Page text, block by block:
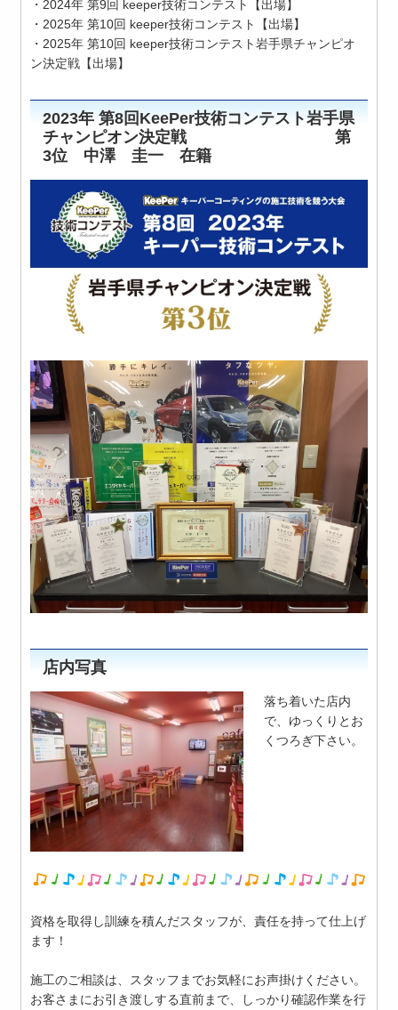
・2024年 第9回 keeper技術コンテスト【出場】
・2025年 第10回 keeper技術コンテスト【出場】
・2025年 第10回 keeper技術コンテスト岩手県チャンピオ
ン決定戦【出場】
2023年 第8回KeePer技術コンテスト岩手県
チャンピオン決定戦 第
3位 中澤 圭一 在籍
店内写真
落ち着いた店内
で、ゆっくりとお
くつろぎ下さい。
資格を取得し訓練を積んだスタッフが、責任を持って仕上げ
ます！
施工のご相談は、スタッフまでお気軽にお声掛けください。
お客さまにお引き渡しする直前まで、しっかり確認作業を行